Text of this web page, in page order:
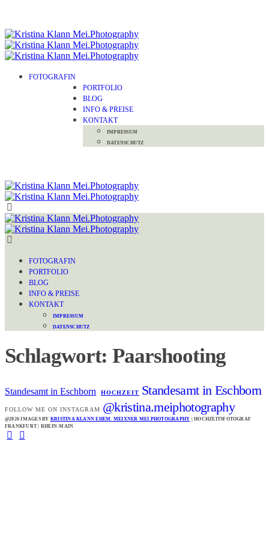
FOTOGRAFIN
PORTFOLIO
BLOG
INFO & PREISE
KONTAKT
IMPRESSUM
DATENSCHUTZ
FOTOGRAFIN
PORTFOLIO
BLOG
INFO & PREISE
KONTAKT
IMPRESSUM
DATENSCHUTZ
Schlagwort: Paarshooting
Standesamt in Eschborn HOCHZEIT Standesamt in Eschborn
FOLLOW ME ON INSTAGRAM @kristina.meiphotography
@2026 IMAGES BY KRISTINA KLANN EHEM. MEIXNER MEI.PHOTOGRAPHY | HOCHZEITSFOTOGRAF
FRANKFURT | RHEIN-MAIN